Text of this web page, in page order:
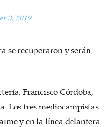
3, 2019
se recuperaron y serán
Francisco Córdoba,
Los tres mediocampistas
y en la línea delantera